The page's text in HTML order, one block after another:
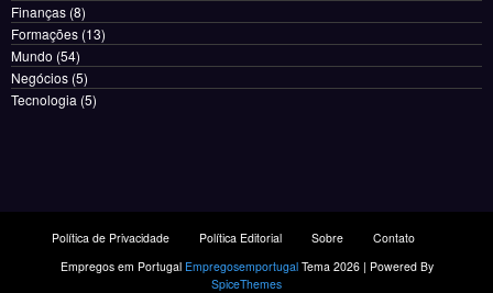
Finanças (8)
Formações (13)
Mundo (54)
Negócios (5)
Tecnologia (5)
Política de Privacidade Política Editorial Sobre
Contato
Empregos em Portugal EmpregosemportugalTema 2026 | Powered By
SpiceThemes